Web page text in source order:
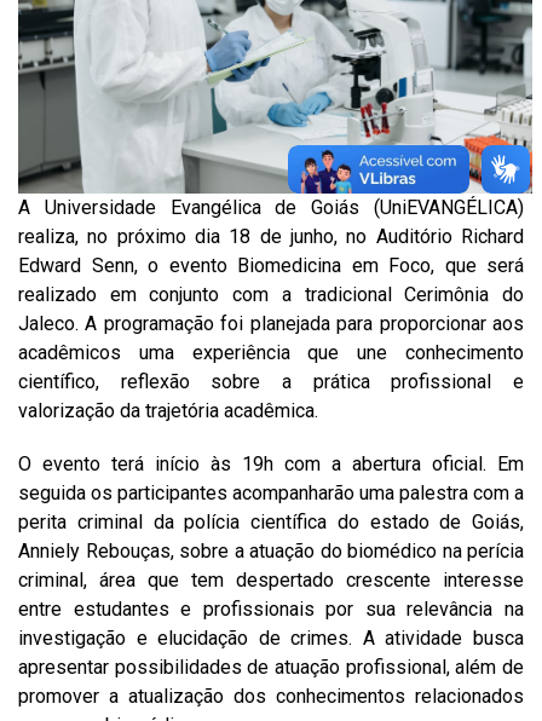
A Universidade Evangélica de Goiás (UniEVANGÉLICA)
realiza, no próximo dia 18 de junho, no Auditório Richard
Edward Senn, o evento Biomedicina em Foco, que será
realizado em conjunto com a tradicional Cerimônia do
Jaleco. A programação foi planejada para proporcionar aos
acadêmicos uma experiência que une conhecimento
científico, reflexão sobre a prática profissional e
valorização da trajetória acadêmica.
O evento terá início às 19h com a abertura oficial. Em
seguida os participantes acompanharão uma palestra com a
perita criminal da polícia científica do estado de Goiás,
Anniely Rebouças, sobre a atuação do biomédico na perícia
criminal, área que tem despertado crescente interesse
entre estudantes e profissionais por sua relevância na
investigação e elucidação de crimes. A atividade busca
apresentar possibilidades de atuação profissional, além de
promover a atualização dos conhecimentos relacionados